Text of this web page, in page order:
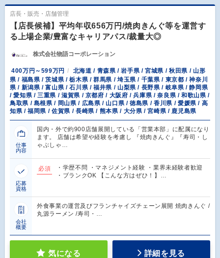
店長・販売・店舗管理
【店長候補】平均年収656万円/焼肉きんぐ等を運営す
る上場企業/豊富なキャリアパス/裁量大◎
株式会社物語コーポレーション
400万円～599万円
北海道 / 青森県 / 岩手県 / 宮城県 / 秋田県 / 山形
県 / 福島県 / 茨城県 / 栃木県 / 群馬県 / 埼玉県 / 千葉県 / 東京都 / 神奈川
県 / 新潟県 / 富山県 / 石川県 / 福井県 / 山梨県 / 長野県 / 岐阜県 / 静岡県
/ 愛知県 / 三重県 / 滋賀県 / 京都府 / 大阪府 / 兵庫県 / 奈良県 / 和歌山県 /
鳥取県 / 島根県 / 岡山県 / 広島県 / 山口県 / 徳島県 / 香川県 / 愛媛県 / 高
知県 / 福岡県 / 佐賀県 / 長崎県 / 熊本県 / 大分県 / 宮崎県 / 鹿児島県
仕事
内容
国内・外で約900店舗展開している「営業本部」に配属になり
ます。 店舗は希望や経験を考慮し 『焼肉きんぐ』『寿司・し
ゃぶしゃ…
応募
資格
必須
・学歴不問 ・マネジメント経験 ・業界未経験者歓迎
・ブランクOK 【こんな方はぜひ！】…
会社
概要
外食事業の運営及びフランチャイズチェーン展開 焼肉きんぐ /
丸源ラーメン /寿司・…
気になる 詳細を見る